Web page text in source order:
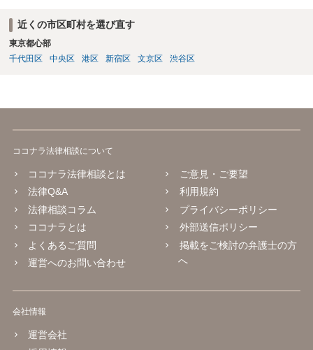
近くの市区町村を選び直す
東京都心部
千代田区
中央区 港区 新宿区 文京区 渋谷区
ココナラ法律相談について
ココナラ法律相談とは
法律Q&A
法律相談コラム
ココナラとは
よくあるご質問
運営へのお問い合わせ
ご意見・ご要望
利用規約
プライバシーポリシー
外部送信ポリシー
掲載をご検討の弁護士の方
へ
会社情報
運営会社